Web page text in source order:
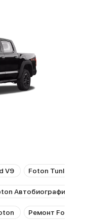
V9 Foton Tunland G9
Автобиография
Ремонт Foton